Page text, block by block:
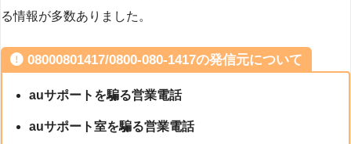
る情報が多数ありました。
08000801417/0800-080-1417の発信元について
auサポートを騙る営業電話
auサポート室を騙る営業電話